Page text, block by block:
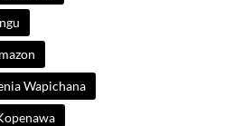
Wapichana